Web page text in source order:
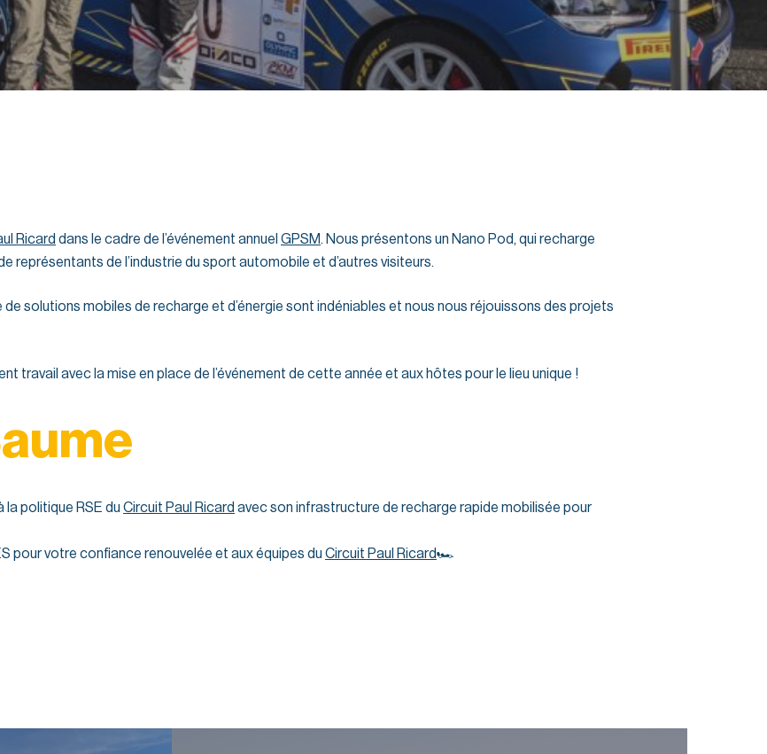
Ricard dans le cadre de l’événement annuel GPSM. Nous présentons un Nano Pod, qui recharge
représentants de l’industrie du sport automobile et d’autres visiteurs.
solutions mobiles de recharge et d’énergie sont indéniables et nous nous réjouissons des projets
travail avec la mise en place de l’événement de cette année et aux hôtes pour le lieu unique !
me
politique RSE du Circuit Paul Ricard avec son infrastructure de recharge rapide mobilisée pour
pour votre confiance renouvelée et aux équipes du Circuit Paul Ricard🏎